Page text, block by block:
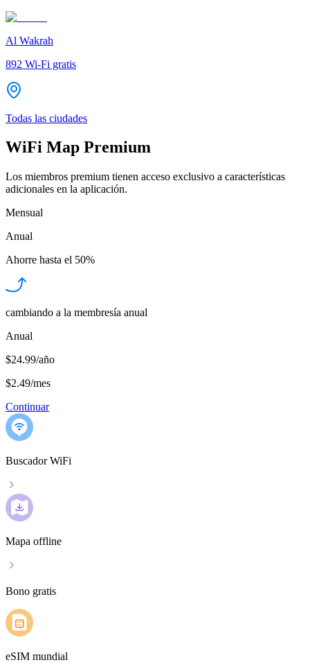
Al Wakrah
892 Wi-Fi gratis
Todas las ciudades
WiFi Map Premium
Los miembros premium tienen acceso exclusivo a características
adicionales en la aplicación.
Mensual
Anual
Ahorre hasta el 50%
cambiando a la membresía anual
Anual
$24.99/año
$2.49/mes
Continuar
Buscador WiFi
Mapa offline
Bono gratis
eSIM mundial